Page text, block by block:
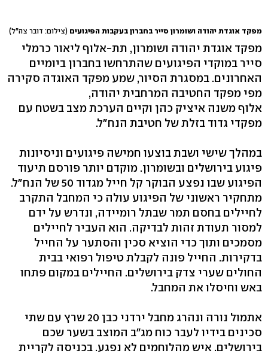
מפקד אוגדת יהודה ושומרון סייר בחברון בעקבות הפיגועים (צילום: דובר צה"ל)
מפקד אוגדת יהודה ושומרון, תת-אלוף ליאור כרמלי
סייר במוקדי הפיגועים שהתרחשו בחברון ביומיים
האחרונים. במסגרת הסיור, שמע מפקד האוגדה סקירה
מפי מפקד החטיבה המרחבית יהודה,
אלוף משנה איציק כהן וקיים הערכת מצב בשטח עם
מפקדי גדוד בזלת של חטיבת הנח"ל.
במהלך שישי ושבת בוצעו חמישה פיגועים וניסיונות
פיגוע בירושלים ובשומרון. מוקדם יותר פורסם תיעוד
הפיגוע שבו נפצע הבוקר קל חייל מגדוד 50 של הנח"ל.
מתחקיר ראשוני של הפיגוע עולה כי המחבל התקרב
לחיילים בחסם תמר שבתל רומיידה, ונדרש על ידם
למסור תעודת זהות לבדיקה. הוא העביר לחיילים
מסמכים ותוך כדי הוציא סכין והסתער על החייל
בדקירות. החייל פונה לקבלת טיפול רפואי בבית
החולים שערי צדק בירושלים. החיילים במקום פתחו
באש וחיסלו את המחבל.
אתמול נורה ונהרג מחבל ירדני כבן 20 שרץ עם שתי
סכינים בידיו לעבר כוח מג"ב המוצב בשער שכם
בירושלים. איש מהלוחמים לא נפגע. בכניסה לקריית